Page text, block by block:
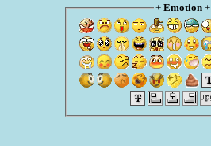
+ Emotion+